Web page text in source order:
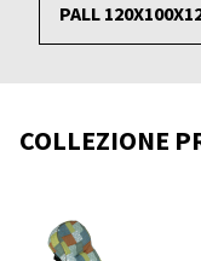
PALL
COLLEZIONE